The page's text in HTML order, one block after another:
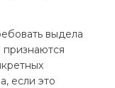
выдела
если это